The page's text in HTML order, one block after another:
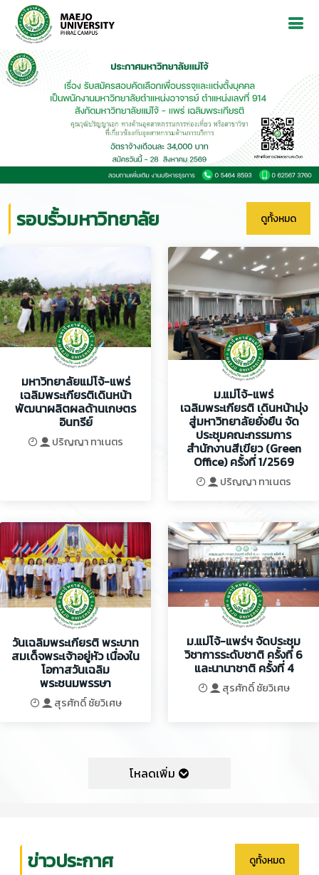
Next
รอบรั้วมหาวิทยาลัย ดูทั้งหมด
มหาวิทยาลัยแม่โจ้-แพร่
เฉลิมพระเกียรติเดินหน้า
พัฒนาผลิตผลด้านเกษตร
อินทรีย์
ปริญญา ทาเนตร
ม.แม่โจ้-แพร่
เฉลิมพระเกียรติ เดินหน้ามุ่ง
สู่มหาวิทยาลัยยั่งยืน จัด
ประชุมคณะกรรมการ
สำนักงานสีเขียว (Green
Office) ครั้งที่ 1/2569
ปริญญา ทาเนตร
วันเฉลิมพระเกียรติ พระบาท
สมเด็จพระเจ้าอยู่หัว เนื่องใน
โอกาสวันเฉลิม
พระชนมพรรษา
สุรศักดิ์ ชัยวิเศษ
ม.แม่โจ้-แพร่ฯ จัดประชุม
วิชาการระดับชาติ ครั้งที่ 6
และนานาชาติ ครั้งที่ 4
สุรศักดิ์ ชัยวิเศษ
โหลดเพิ่ม
ข่าวประกาศ ดูทั้งหมด